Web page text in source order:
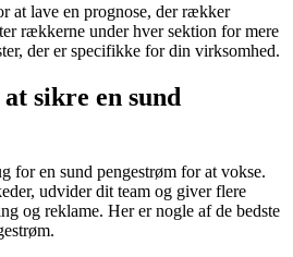
at lave en prognose, der rækker
rækkerne under hver sektion for mere
der er specifikke for din virksomhed.
sikre en sund
for en sund pengestrøm for at vokse.
udvider dit team og giver flere
og reklame. Her er nogle af de bedste